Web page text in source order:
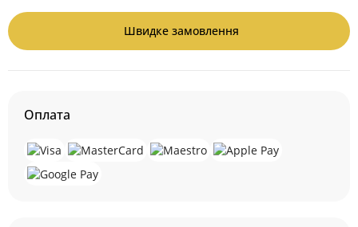
Швидке замовлення
Оплата